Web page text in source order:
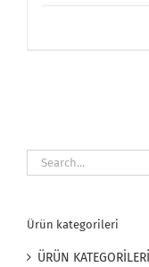
Search
for:
Ürün kategorileri
ÜRÜN KATEGORİLERİ